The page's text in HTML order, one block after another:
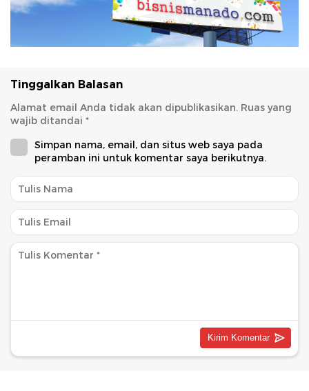
Tinggalkan Balasan
Alamat email Anda tidak akan dipublikasikan. Ruas yang
wajib ditandai *
Simpan nama, email, dan situs web saya pada
peramban ini untuk komentar saya berikutnya.